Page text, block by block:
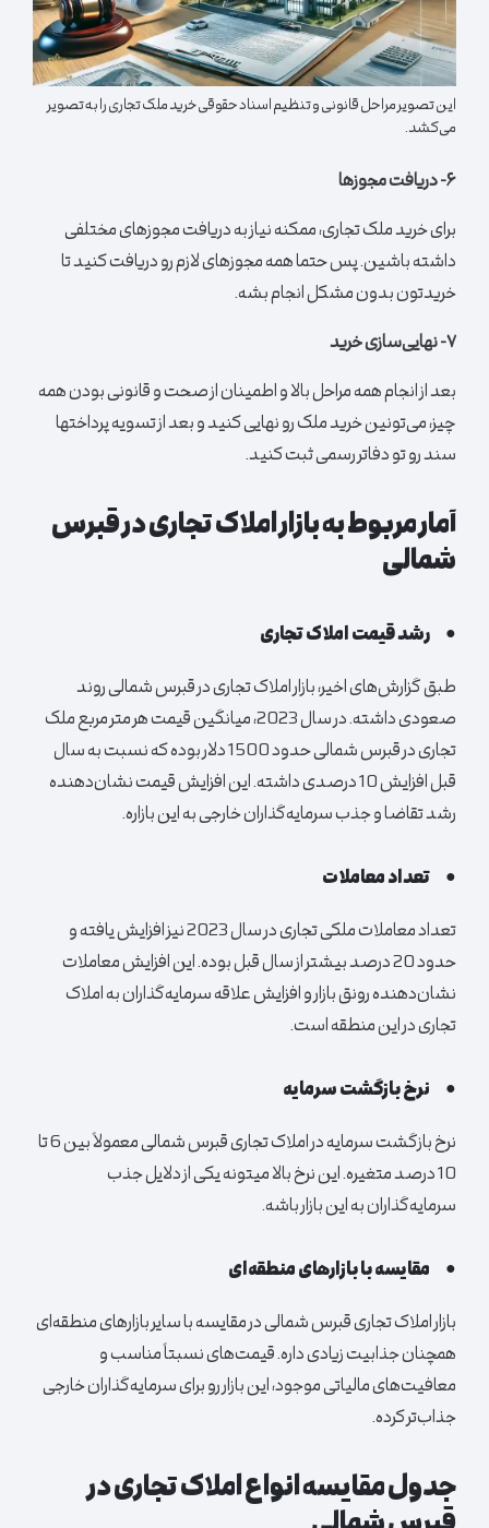
این تصویر مراحل قانونی و تنظیم اسناد حقوقی خرید ملک تجاری را به تصویر
می‌کشد.
۶- دریافت مجوزها
برای خرید ملک تجاری، ممکنه نیاز به دریافت مجوزهای مختلفی
داشته باشین. پس حتما همه مجوزهای لازم رو دریافت کنید تا
خریدتون بدون مشکل انجام بشه.
۷- نهایی‌سازی خرید
بعد از انجام همه مراحل بالا و اطمینان از صحت و قانونی بودن همه
چیز، می‌تونین خرید ملک رو نهایی کنید و بعد از تسویه پرداختها
سند رو تو دفاتر رسمی ثبت کنید.
آمار مربوط به بازار املاک تجاری در قبرس
شمالی
● رشد قیمت املاک تجاری
طبق گزارش‌های اخیر، بازار املاک تجاری در قبرس شمالی روند
صعودی داشته. در سال 2023، میانگین قیمت هر متر مربع ملک
تجاری در قبرس شمالی حدود 1500 دلار بوده که نسبت به سال
قبل افزایش 10 درصدی داشته. این افزایش قیمت نشان‌دهنده
رشد تقاضا و جذب سرمایه‌گذاران خارجی به این بازاره.
● تعداد معاملات
تعداد معاملات ملکی تجاری در سال 2023 نیز افزایش یافته و
حدود 20 درصد بیشتر از سال قبل بوده. این افزایش معاملات
نشان‌دهنده رونق بازار و افزایش علاقه سرمایه‌گذاران به املاک
تجاری در این منطقه است.
● نرخ بازگشت سرمایه
نرخ بازگشت سرمایه در املاک تجاری قبرس شمالی معمولاً بین 6 تا
10 درصد متغیره. این نرخ بالا میتونه یکی از دلایل جذب
سرمایه‌گذاران به این بازار باشه.
● مقایسه با بازارهای منطقه‌ای
بازار املاک تجاری قبرس شمالی در مقایسه با سایر بازارهای منطقه‌ای
همچنان جذابیت زیادی داره. قیمت‌های نسبتاً مناسب و
معافیت‌های مالیاتی موجود، این بازار رو برای سرمایه‌گذاران خارجی
جذاب‌تر کرده.
جدول مقایسه انواع املاک تجاری در